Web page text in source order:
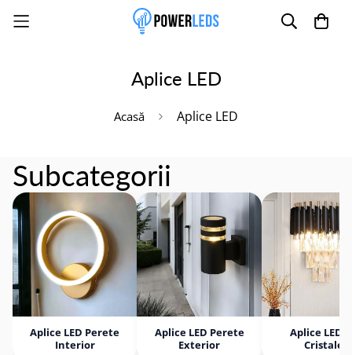
Aplice LED
Acasă Aplice LED
Subcategorii
Aplice LED Perete
Interior
Aplice LED Perete
Exterior
Aplice LED
Cristale
Activează notificările